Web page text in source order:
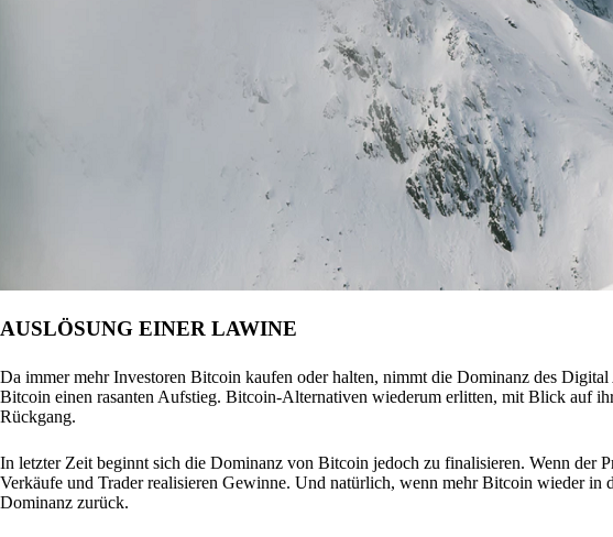
AUSLÖSUNG EINER LAWINE
Da immer mehr Investoren Bitcoin kaufen oder halten, nimmt die Dominanz des
Bitcoin einen rasanten Aufstieg. Bitcoin-Alternativen wiederum erlitten, mit Blick auf
Rückgang.
In letzter Zeit beginnt sich die Dominanz von Bitcoin jedoch zu finalisieren. Wenn der
Verkäufe und Trader realisieren Gewinne. Und natürlich, wenn mehr Bitcoin wieder
Dominanz zurück.